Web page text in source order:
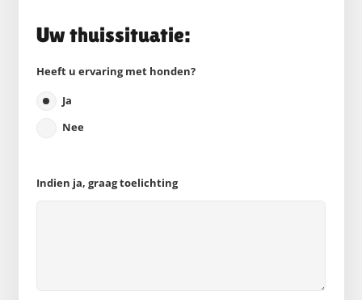
Uw thuissituatie:
Heeft u ervaring met honden?
Ja
Nee
Indien ja, graag toelichting